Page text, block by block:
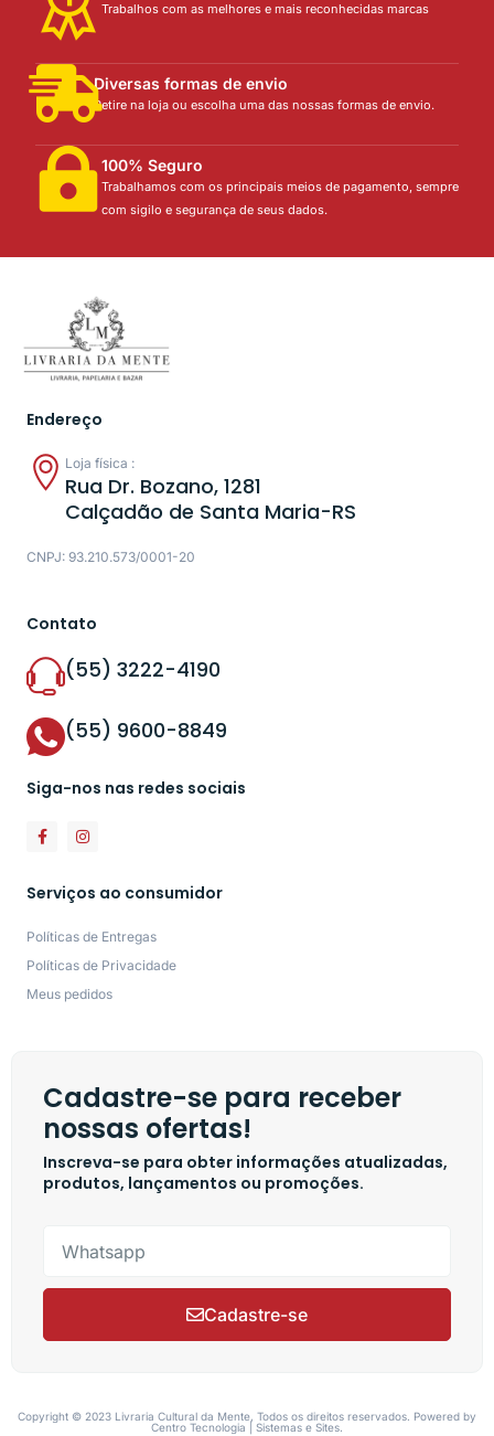
Trabalhos com as melhores e mais reconhecidas marcas
Diversas formas de envio
Retire na loja ou escolha uma das nossas formas de envio.
100% Seguro
Trabalhamos com os principais meios de pagamento, sempre
com sigilo e segurança de seus dados.
Endereço
Loja física :
Rua Dr. Bozano, 1281
Calçadão de Santa Maria-RS
CNPJ: 93.210.573/0001-20
Contato
(55) 3222-4190
(55) 9600-8849
Siga-nos nas redes sociais
Serviços ao consumidor
Políticas de Entregas
Políticas de Privacidade
Meus pedidos
Cadastre-se para receber
nossas ofertas!
Inscreva-se para obter informações atualizadas,
produtos, lançamentos ou promoções.
Cadastre-se
Copyright © 2023 Livraria Cultural da Mente, Todos os direitos reservados. Powered by
Centro Tecnologia | Sistemas e Sites.